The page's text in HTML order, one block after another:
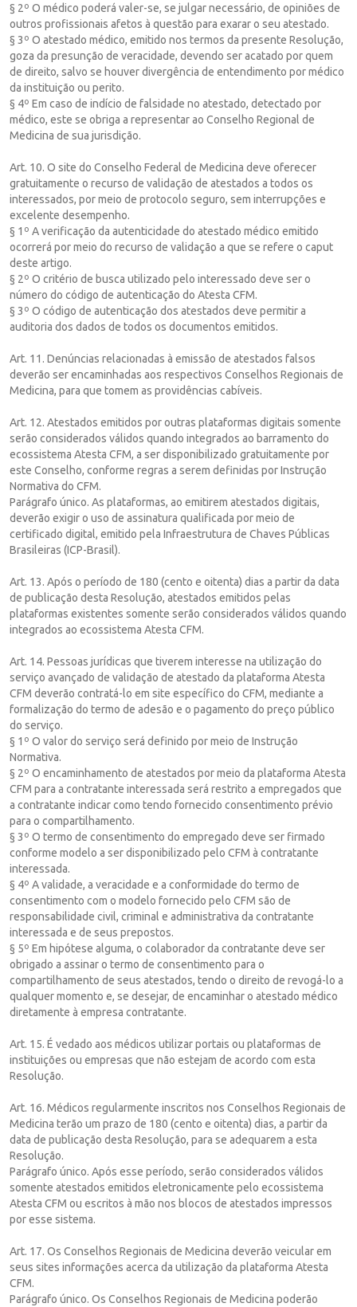
§ 2º O médico poderá valer-se, se julgar necessário, de opiniões de
outros profissionais afetos à questão para exarar o seu atestado.
§ 3º O atestado médico, emitido nos termos da presente Resolução,
goza da presunção de veracidade, devendo ser acatado por quem
de direito, salvo se houver divergência de entendimento por médico
da instituição ou perito.
§ 4º Em caso de indício de falsidade no atestado, detectado por
médico, este se obriga a representar ao Conselho Regional de
Medicina de sua jurisdição.
Art. 10. O site do Conselho Federal de Medicina deve oferecer
gratuitamente o recurso de validação de atestados a todos os
interessados, por meio de protocolo seguro, sem interrupções e
excelente desempenho.
§ 1º A verificação da autenticidade do atestado médico emitido
ocorrerá por meio do recurso de validação a que se refere o caput
deste artigo.
§ 2º O critério de busca utilizado pelo interessado deve ser o
número do código de autenticação do Atesta CFM.
§ 3º O código de autenticação dos atestados deve permitir a
auditoria dos dados de todos os documentos emitidos.
Art. 11. Denúncias relacionadas à emissão de atestados falsos
deverão ser encaminhadas aos respectivos Conselhos Regionais de
Medicina, para que tomem as providências cabíveis.
Art. 12. Atestados emitidos por outras plataformas digitais somente
serão considerados válidos quando integrados ao barramento do
ecossistema Atesta CFM, a ser disponibilizado gratuitamente por
este Conselho, conforme regras a serem definidas por Instrução
Normativa do CFM.
Parágrafo único. As plataformas, ao emitirem atestados digitais,
deverão exigir o uso de assinatura qualificada por meio de
certificado digital, emitido pela Infraestrutura de Chaves Públicas
Brasileiras (ICP-Brasil).
Art. 13. Após o período de 180 (cento e oitenta) dias a partir da data
de publicação desta Resolução, atestados emitidos pelas
plataformas existentes somente serão considerados válidos quando
integrados ao ecossistema Atesta CFM.
Art. 14. Pessoas jurídicas que tiverem interesse na utilização do
serviço avançado de validação de atestado da plataforma Atesta
CFM deverão contratá-lo em site específico do CFM, mediante a
formalização do termo de adesão e o pagamento do preço público
do serviço.
§ 1º O valor do serviço será definido por meio de Instrução
Normativa.
§ 2º O encaminhamento de atestados por meio da plataforma Atesta
CFM para a contratante interessada será restrito a empregados que
a contratante indicar como tendo fornecido consentimento prévio
para o compartilhamento.
§ 3º O termo de consentimento do empregado deve ser firmado
conforme modelo a ser disponibilizado pelo CFM à contratante
interessada.
§ 4º A validade, a veracidade e a conformidade do termo de
consentimento com o modelo fornecido pelo CFM são de
responsabilidade civil, criminal e administrativa da contratante
interessada e de seus prepostos.
§ 5º Em hipótese alguma, o colaborador da contratante deve ser
obrigado a assinar o termo de consentimento para o
compartilhamento de seus atestados, tendo o direito de revogá-lo a
qualquer momento e, se desejar, de encaminhar o atestado médico
diretamente à empresa contratante.
Art. 15. É vedado aos médicos utilizar portais ou plataformas de
instituições ou empresas que não estejam de acordo com esta
Resolução.
Art. 16. Médicos regularmente inscritos nos Conselhos Regionais de
Medicina terão um prazo de 180 (cento e oitenta) dias, a partir da
data de publicação desta Resolução, para se adequarem a esta
Resolução.
Parágrafo único. Após esse período, serão considerados válidos
somente atestados emitidos eletronicamente pelo ecossistema
Atesta CFM ou escritos à mão nos blocos de atestados impressos
por esse sistema.
Art. 17. Os Conselhos Regionais de Medicina deverão veicular em
seus sites informações acerca da utilização da plataforma Atesta
CFM.
Parágrafo único. Os Conselhos Regionais de Medicina poderão